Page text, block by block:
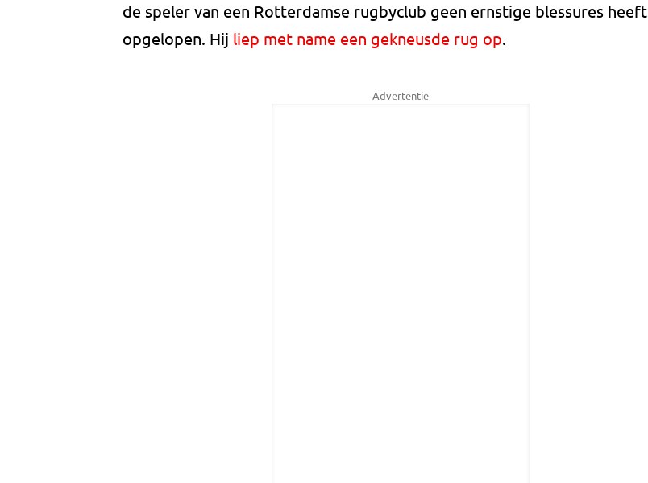
de speler van een Rotterdamse rugbyclub geen ernstige blessures heeft
opgelopen. Hij liep met name een gekneusde rug op.
Advertentie